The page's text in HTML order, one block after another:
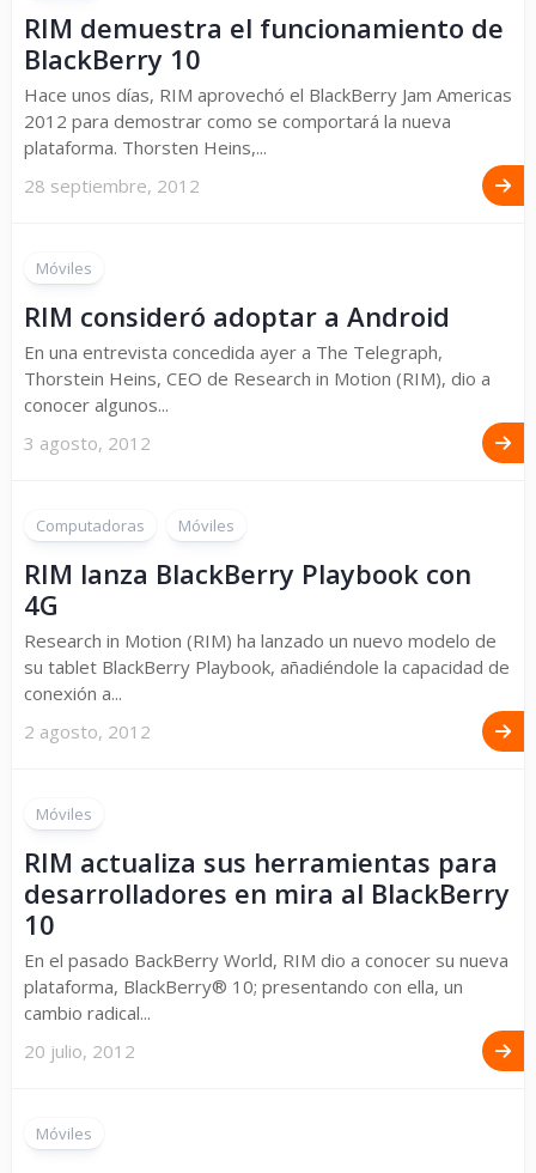
RIM demuestra el funcionamiento de
BlackBerry 10
Hace unos días, RIM aprovechó el BlackBerry Jam Americas
2012 para demostrar como se comportará la nueva
plataforma. Thorsten Heins,...
28 septiembre, 2012
Móviles
RIM consideró adoptar a Android
En una entrevista concedida ayer a The Telegraph,
Thorstein Heins, CEO de Research in Motion (RIM), dio a
conocer algunos...
3 agosto, 2012
Computadoras Móviles
RIM lanza BlackBerry Playbook con
4G
Research in Motion (RIM) ha lanzado un nuevo modelo de
su tablet BlackBerry Playbook, añadiéndole la capacidad de
conexión a...
2 agosto, 2012
Móviles
RIM actualiza sus herramientas para
desarrolladores en mira al BlackBerry
10
En el pasado BackBerry World, RIM dio a conocer su nueva
plataforma, BlackBerry® 10; presentando con ella, un
cambio radical...
20 julio, 2012
Móviles